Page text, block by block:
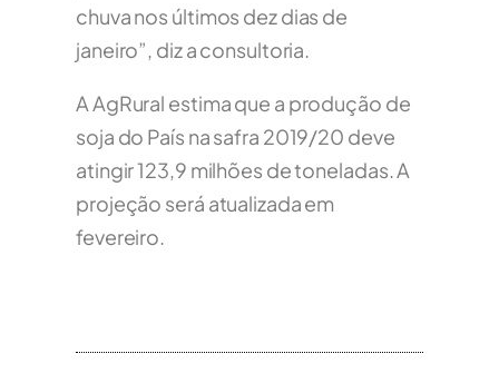
chuva nos últimos dez dias de
janeiro”, diz a consultoria.
A AgRural estima que a produção de
soja do País na safra 2019/20 deve
atingir 123,9 milhões de toneladas. A
projeção será atualizada em
fevereiro.